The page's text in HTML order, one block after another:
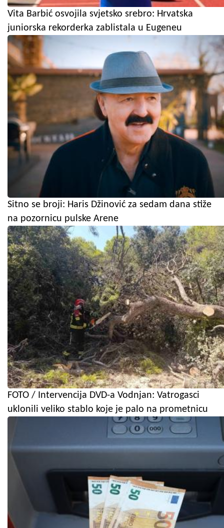
Vita Barbić osvojila svjetsko srebro: Hrvatska
juniorska rekorderka zablistala u Eugeneu
Sitno se broji: Haris Džinović za sedam dana stiže
na pozornicu pulske Arene
FOTO / Intervencija DVD-a Vodnjan: Vatrogasci
uklonili veliko stablo koje je palo na prometnicu